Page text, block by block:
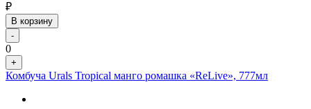
₽
В корзину
-
0
+
Комбуча Urals Tropical манго ромашка «ReLive», 777мл